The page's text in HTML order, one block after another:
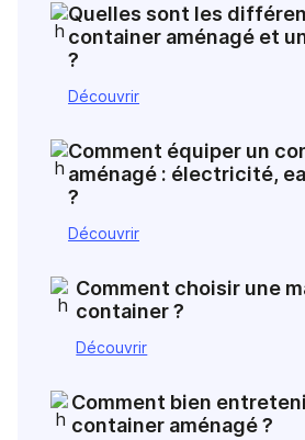
Quelles sont les
container aménagé et
?
Découvrir
Comment équiper un
aménagé : électricité,
?
Découvrir
Comment choisir une
container ?
Découvrir
Comment bien
container aménagé ?